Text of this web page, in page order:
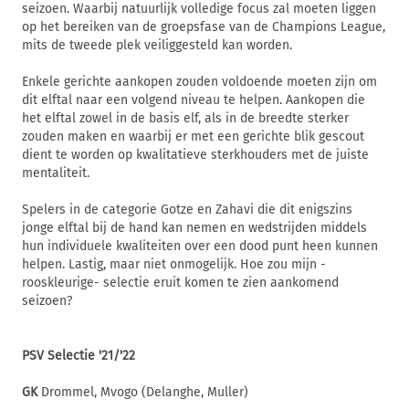
seizoen. Waarbij natuurlijk volledige focus zal moeten liggen
op het bereiken van de groepsfase van de Champions League,
mits de tweede plek veiliggesteld kan worden.
Enkele gerichte aankopen zouden voldoende moeten zijn om
dit elftal naar een volgend niveau te helpen. Aankopen die
het elftal zowel in de basis elf, als in de breedte sterker
zouden maken en waarbij er met een gerichte blik gescout
dient te worden op kwalitatieve sterkhouders met de juiste
mentaliteit.
Spelers in de categorie Gotze en Zahavi die dit enigszins
jonge elftal bij de hand kan nemen en wedstrijden middels
hun individuele kwaliteiten over een dood punt heen kunnen
helpen. Lastig, maar niet onmogelijk. Hoe zou mijn -
rooskleurige- selectie eruit komen te zien aankomend
seizoen?
PSV Selectie '21/'22
GKDrommel, Mvogo (Delanghe, Muller)